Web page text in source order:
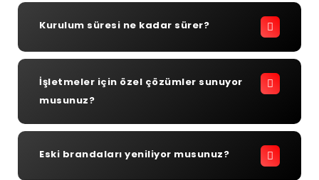
Kurulum süresi ne kadar sürer?
İşletmeler için özel çözümler sunuyor
musunuz?
Eski brandaları yeniliyor musunuz?